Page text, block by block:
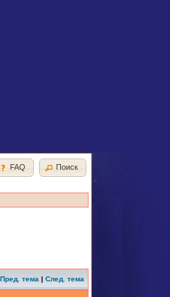
FAQ
Поиск
Пред. тема | След. тема